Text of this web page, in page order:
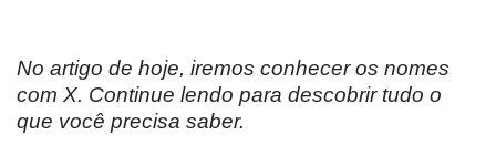
No artigo de hoje, iremos conhecer os nomes
com X. Continue lendo para descobrir tudo o
que você precisa saber.